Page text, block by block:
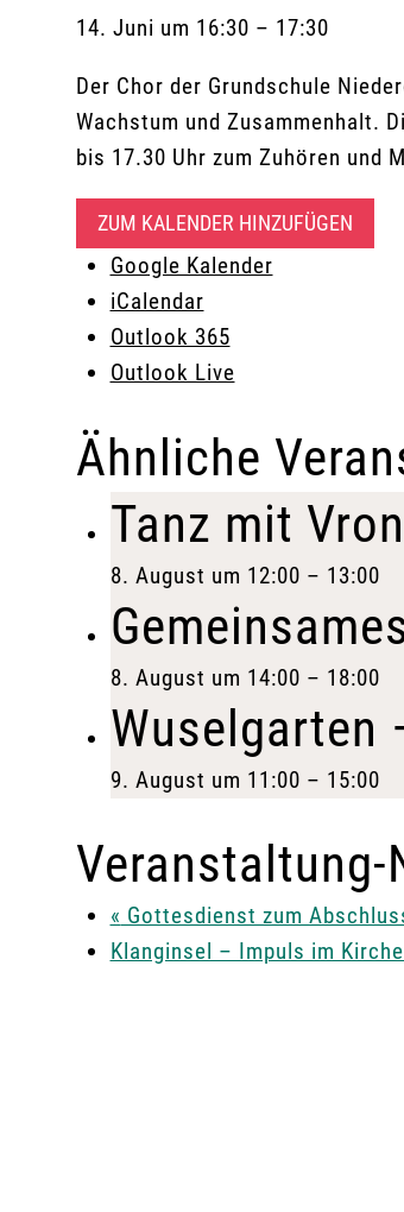
14. Juni um 16:30 – 17:30
Der Chor der Grundschule
Wachstum und Zusammenhalt.
bis 17.30 Uhr zum Zuhören und
ZUM KALENDER HINZUFÜGEN
Google Kalender
iCalendar
Outlook 365
Outlook Live
Ähnliche
Tanz mit
8. August um 12:00 – 13:00
8. August um 14:00 – 18:00
Wuselgarten
9. August um 11:00 – 15:00
« Gottesdienst zum
Klanginsel – Impuls im